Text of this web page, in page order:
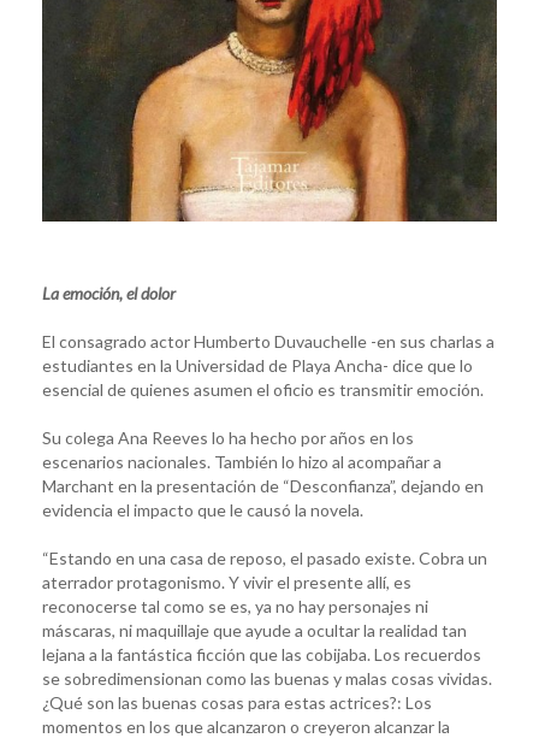
La emoción, el dolor
El consagrado actor Humberto Duvauchelle -en sus charlas a
estudiantes en la Universidad de Playa Ancha- dice que lo
esencial de quienes asumen el oficio es transmitir emoción.
Su colega Ana Reeves lo ha hecho por años en los
escenarios nacionales. También lo hizo al acompañar a
Marchant en la presentación de “Desconfianza”, dejando en
evidencia el impacto que le causó la novela.
“Estando en una casa de reposo, el pasado existe. Cobra un
aterrador protagonismo. Y vivir el presente allí, es
reconocerse tal como se es, ya no hay personajes ni
máscaras, ni maquillaje que ayude a ocultar la realidad tan
lejana a la fantástica ficción que las cobijaba. Los recuerdos
se sobredimensionan como las buenas y malas cosas vividas.
¿Qué son las buenas cosas para estas actrices?: Los
momentos en los que alcanzaron o creyeron alcanzar la